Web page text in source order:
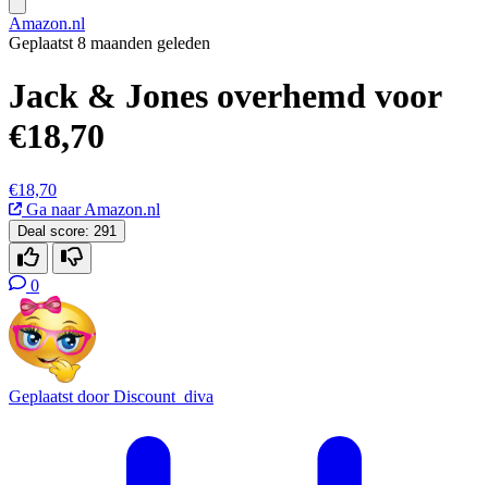
Amazon.nl
Geplaatst 8 maanden geleden
Jack & Jones overhemd voor
€18,70
€18,70
Ga naar Amazon.nl
Deal score: 291
0
Geplaatst doorDiscount_diva